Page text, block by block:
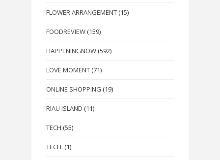
FLOWER ARRANGEMENT (15)
FOODREVIEW (159)
HAPPENINGNOW (592)
LOVE MOMENT (71)
ONLINE SHOPPING (19)
RIAU ISLAND (11)
TECH (55)
TECH. (1)